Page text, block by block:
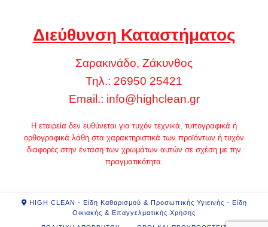
Διεύθυνση Καταστήματος
Σαρακινάδο, Ζάκυνθος
Τηλ.: 26950 25421
Email.: info@highclean.gr
Η εταιρεία δεν ευθύνεται για τυχόν τεχνικά, τυπογραφικά ή
ορθογραφικά λάθη στα χαρακτηριστικά των προϊόντων ή τυχόν
διαφορές στην ένταση των χρωμάτων αυτών σε σχέση με την
πραγματικότητα.
HIGH CLEAN - Είδη Καθαρισμού & Προσωπικής Υγιεινής - Είδη
Οικιακής & Επαγγελματικής Χρήσης